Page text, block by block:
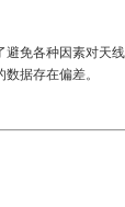
免各种因素对天
据存在偏差。